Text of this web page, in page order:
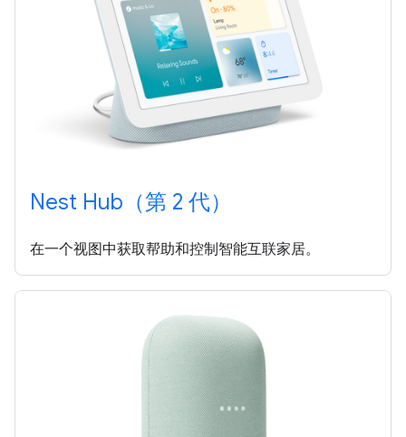
Nest Hub（第 2 代）
在一个视图中获取帮助和控制智能互联家居。